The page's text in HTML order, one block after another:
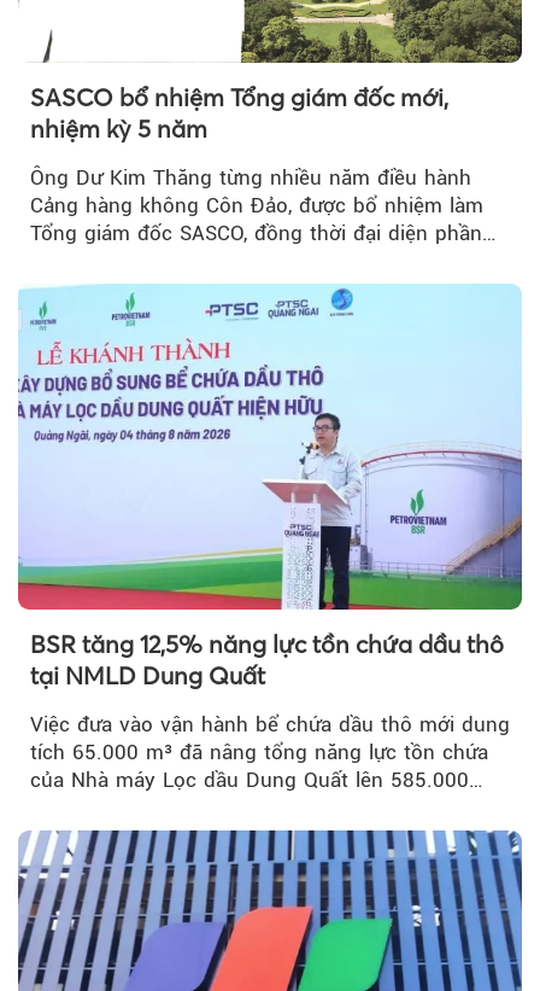
SASCO bổ nhiệm Tổng giám đốc mới,
nhiệm kỳ 5 năm
Ông Dư Kim Thăng từng nhiều năm điều hành
Cảng hàng không Côn Đảo, được bổ nhiệm làm
Tổng giám đốc SASCO, đồng thời đại diện phần
BSR tăng 12,5% năng lực tồn chứa dầu thô
tại NMLD Dung Quất
Việc đưa vào vận hành bể chứa dầu thô mới dung
tích 65.000 m³ đã nâng tổng năng lực tồn chứa
của Nhà máy Lọc dầu Dung Quất lên 585.000